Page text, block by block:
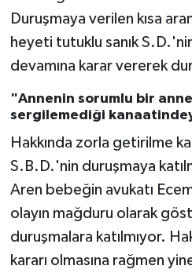
Duruşmaya verilen kısa
heyeti tutuklu sanık
devamına karar vererek
"Annenin sorumlu bir anne
sergilemediği
Hakkında zorla getirilme
S.B.D.'nin duruşmaya
Aren bebeğin avukatı
olayın mağduru olarak
duruşmalara katılmıyor.
kararı olmasına rağmen